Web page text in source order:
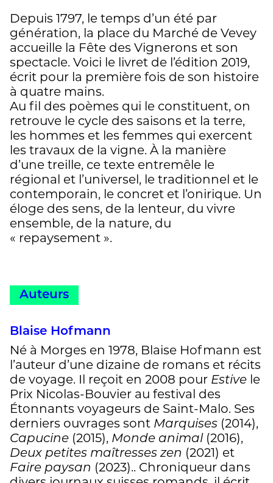
Depuis 1797, le temps d’un été par
génération, la place du Marché de Vevey
accueille la Fête des Vignerons et son
spectacle. Voici le livret de l’édition 2019,
écrit pour la première fois de son histoire
à quatre mains.
Au fil des poèmes qui le constituent, on
retrouve le cycle des saisons et la terre,
les hommes et les femmes qui exercent
les travaux de la vigne. À la manière
d’une treille, ce texte entremêle le
régional et l’universel, le traditionnel et le
contemporain, le concret et l’onirique. Un
éloge des sens, de la lenteur, du vivre
ensemble, de la nature, du
« repaysement ».
Auteurs
Blaise Hofmann
Né à Morges en 1978, Blaise Hofmann est
l’auteur d’une dizaine de romans et récits
de voyage. Il reçoit en 2008 pour Estive le
Prix Nicolas-Bouvier au festival des
Étonnants voyageurs de Saint-Malo. Ses
derniers ouvrages sont Marquises (2014),
Capucine (2015), Monde animal (2016),
Deux petites maîtresses zen (2021) et
Faire paysan (2023).. Chroniqueur dans